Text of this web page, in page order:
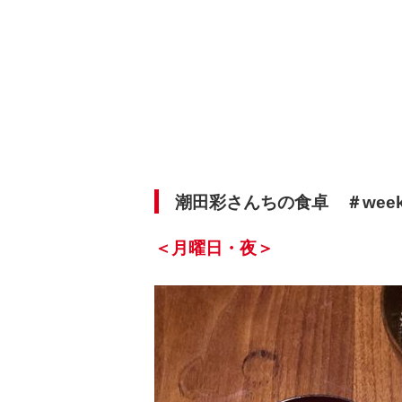
潮田彩さんちの食卓 ＃
＜月曜日・夜＞